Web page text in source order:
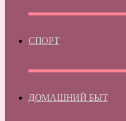
СПОРТ
ДОМАШНИЙ БЫТ